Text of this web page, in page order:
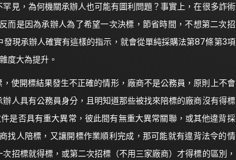
，為何機關承辦人也可能有圖利問題？事實上，在很多詐術
而是因為承辦人為了希望一次決標，節省時間，不想第二次招
現承辦人確實有這樣的指示，就會從單純採購法第87條第3項
度大為提升。
開標結果發生不正確的情形，廠商不是公務員，原則上不會
人具有公務員身分，且明知道那些被找來陪標的廠商沒有得標
是否具有重大異常，彼此間有無重大異常關聯，或其他違背採
找人陪標，又讓開標作業順利完成，那可能就有違背法令的情
招標就得標，或第二次招標（不用三家廠商）才得標的區別，